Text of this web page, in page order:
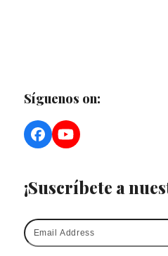
Síguenos on:
Facebook
YouTube
¡Suscríbete a
Email
Address